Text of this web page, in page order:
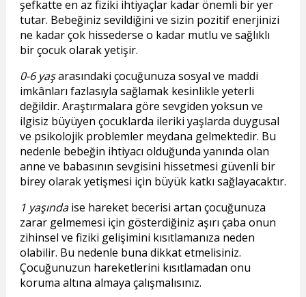
şefkatte en az fiziki ihtiyaçlar kadar önemli bir yer
tutar. Bebeğiniz sevildiğini ve sizin pozitif enerjinizi
ne kadar çok hissederse o kadar mutlu ve sağlıklı
bir çocuk olarak yetişir.
0-6 yaşarasındaki çocuğunuza sosyal ve maddi
imkânları fazlasıyla sağlamak kesinlikle yeterli
değildir. Araştırmalara göre sevgiden yoksun ve
ilgisiz büyüyen çocuklarda ileriki yaşlarda duygusal
ve psikolojik problemler meydana gelmektedir. Bu
nedenle bebeğin ihtiyacı olduğunda yanında olan
anne ve babasının sevgisini hissetmesi güvenli bir
birey olarak yetişmesi için büyük katkı sağlayacaktır.
1 yaşındaise hareket becerisi artan çocuğunuza
zarar gelmemesi için gösterdiğiniz aşırı çaba onun
zihinsel ve fiziki gelişimini kısıtlamanıza neden
olabilir. Bu nedenle buna dikkat etmelisiniz.
Çocuğunuzun hareketlerini kısıtlamadan onu
koruma altına almaya çalışmalısınız.